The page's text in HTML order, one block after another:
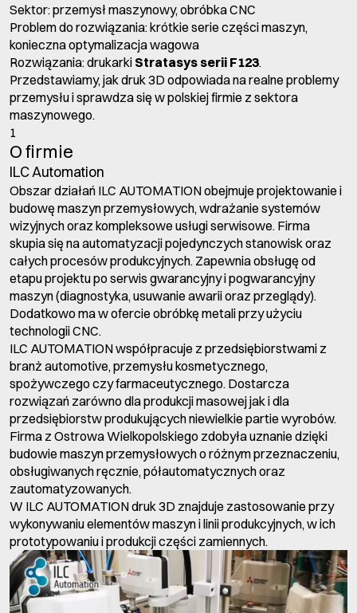
Sektor: przemysł maszynowy, obróbka CNC
Problem do rozwiązania: krótkie serie części maszyn,
konieczna optymalizacja wagowa
Rozwiązania: drukarki Stratasys serii F123.
Przedstawiamy, jak druk 3D odpowiada na realne problemy
przemysłu i sprawdza się w polskiej firmie z sektora
maszynowego.
1
O firmie
ILC Automation
Obszar działań ILC AUTOMATION obejmuje projektowanie i
budowę maszyn przemysłowych, wdrażanie systemów
wizyjnych oraz kompleksowe usługi serwisowe. Firma
skupia się na automatyzacji pojedynczych stanowisk oraz
całych procesów produkcyjnych. Zapewnia obsługę od
etapu projektu po serwis gwarancyjny i pogwarancyjny
maszyn (diagnostyka, usuwanie awarii oraz przeglądy).
Dodatkowo ma w ofercie obróbkę metali przy użyciu
technologii CNC.
ILC AUTOMATION współpracuje z przedsiębiorstwami z
branż automotive, przemysłu kosmetycznego,
spożywczego czy farmaceutycznego. Dostarcza
rozwiązań zarówno dla produkcji masowej jak i dla
przedsiębiorstw produkujących niewielkie partie wyrobów.
Firma z Ostrowa Wielkopolskiego zdobyła uznanie dzięki
budowie maszyn przemysłowych o różnym przeznaczeniu,
obsługiwanych ręcznie, półautomatycznych oraz
zautomatyzowanych.
W ILC AUTOMATION druk 3D znajduje zastosowanie przy
wykonywaniu elementów maszyn i linii produkcyjnych, w ich
prototypowaniu i produkcji części zamiennych.